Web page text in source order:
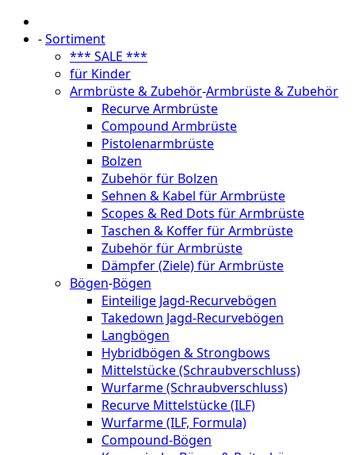
-Sortiment
*** SALE ***
für Kinder
Armbrüste & Zubehör-Armbrüste & Zubehör
Recurve Armbrüste
Compound Armbrüste
Pistolenarmbrüste
Bolzen
Zubehör für Bolzen
Sehnen & Kabel für Armbrüste
Scopes & Red Dots für Armbrüste
Taschen & Koffer für Armbrüste
Zubehör für Armbrüste
Dämpfer (Ziele) für Armbrüste
Bögen-Bögen
Einteilige Jagd-Recurvebögen
Takedown Jagd-Recurvebögen
Langbögen
Hybridbögen & Strongbows
Mittelstücke (Schraubverschluss)
Wurfarme (Schraubverschluss)
Recurve Mittelstücke (ILF)
Wurfarme (ILF, Formula)
Compound-Bögen